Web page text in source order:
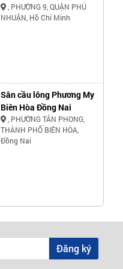
, PHƯỜNG 9, QUẬN PHÚ
NHUẬN, Hồ Chí Minh
Sân cầu lông Phương My
Biên Hòa Đồng Nai
, PHƯỜNG TÂN PHONG,
THÀNH PHỐ BIÊN HÒA,
Đồng Nai
Đăng ký